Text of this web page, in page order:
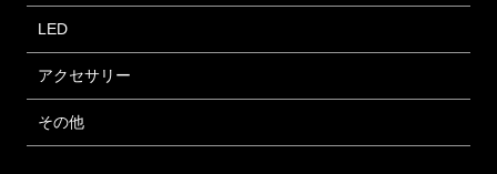
LED
アクセサリー
その他